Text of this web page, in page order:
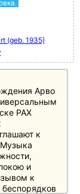
(geb. 1935)
Арво
PAX
к
и
к